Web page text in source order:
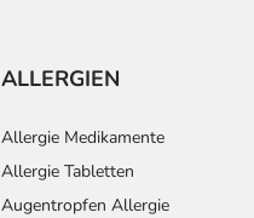
ALLERGIEN
Allergie Medikamente
Allergie Tabletten
Augentropfen Allergie